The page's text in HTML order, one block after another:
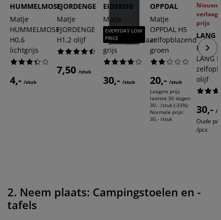
HUMMELMOSE
Matje
HUMMELMOSE
H0,6
lichtgrijs
4,- /stuk
FJORDENGE
Matje
FJORDENGE
H1,2 olijf
7,50 /stuk
EVERYDAY LOW
PRICE
EIDSKOG
Matje
EIDSKOG H5
zelfopblaasbaar
grijs
30,- /stuk
OPPDAL
Matje
OPPDAL H5
zelfopblazend
groen
20,- /stuk
Laagste prijs
laatste 30 dagen:
30,- /stuk (-33%)
Normale prijs:
30,- /stuk
Nieuwe
prijs
LANG
Rolmat
LANG
olijf
30,- /
Oude
/pcs
2. Neem plaats: Campingstoelen en -
tafels